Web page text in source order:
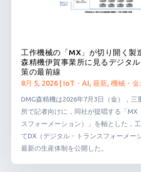
工作機械の「MX」が切り開く
森精機伊賀事業所に見るデジタ
策の最前線
8月 5, 2026 IoT・AI,最新,機械・金
DMG森精機は2026年7月3日（金），三
所で記者向けに，同社が提唱する「MX
スフォーメーション）」を軸とした，
てDX（デジタル・トランスフォーメー
最新の生産体制を公開した。